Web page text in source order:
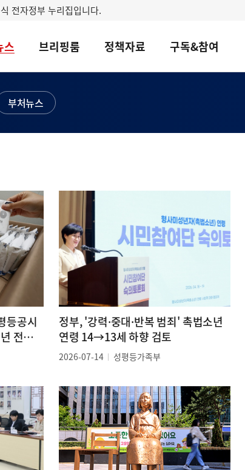
전자정부 누리집입니다.
스 브리핑룸 정책자료 구독&참여
부처뉴스
등공시
전국
정부, '강력·중대·반복 범죄' 촉법소년
연령 14→13세 하향 검토
2026-07-14 성평등가족부